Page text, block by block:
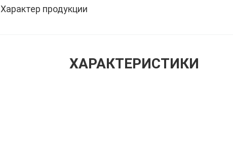
Характер продукции
ХАРАКТЕРИСТИКИ